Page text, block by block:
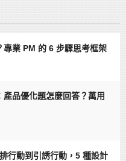
專業 PM 的 6 步驟思考框架
產品優化題怎麼回答？萬用
行動到引誘行動，5 種設計